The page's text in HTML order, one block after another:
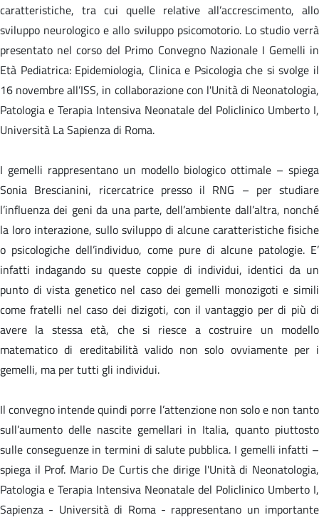
caratteristiche, tra cui quelle relative all’accrescimento, allo
sviluppo neurologico e allo sviluppo psicomotorio. Lo studio verrà
presentato nel corso del Primo Convegno Nazionale I Gemelli in
Età Pediatrica: Epidemiologia, Clinica e Psicologia che si svolge il
16 novembre all’ISS, in collaborazione con l'Unità di Neonatologia,
Patologia e Terapia Intensiva Neonatale del Policlinico Umberto I,
Università La Sapienza di Roma.
I gemelli rappresentano un modello biologico ottimale – spiega
Sonia Brescianini, ricercatrice presso il RNG – per studiare
l’influenza dei geni da una parte, dell’ambiente dall’altra, nonché
la loro interazione, sullo sviluppo di alcune caratteristiche fisiche
o psicologiche dell’individuo, come pure di alcune patologie. E’
infatti indagando su queste coppie di individui, identici da un
punto di vista genetico nel caso dei gemelli monozigoti e simili
come fratelli nel caso dei dizigoti, con il vantaggio per di più di
avere la stessa età, che si riesce a costruire un modello
matematico di ereditabilità valido non solo ovviamente per i
gemelli, ma per tutti gli individui.
Il convegno intende quindi porre l’attenzione non solo e non tanto
sull’aumento delle nascite gemellari in Italia, quanto piuttosto
sulle conseguenze in termini di salute pubblica. I gemelli infatti –
spiega il Prof. Mario De Curtis che dirige l'Unità di Neonatologia,
Patologia e Terapia Intensiva Neonatale del Policlinico Umberto I,
Sapienza - Università di Roma - rappresentano un importante